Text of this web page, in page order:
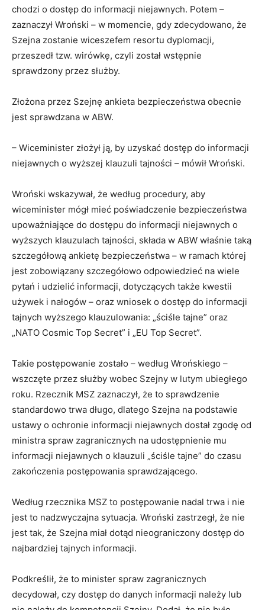
chodzi o dostęp do informacji niejawnych. Potem –
zaznaczył Wroński – w momencie, gdy zdecydowano, że
Szejna zostanie wiceszefem resortu dyplomacji,
przeszedł tzw. wirówkę, czyli został wstępnie
sprawdzony przez służby.
Złożona przez Szejnę ankieta bezpieczeństwa obecnie
jest sprawdzana w ABW.
– Wiceminister złożył ją, by uzyskać dostęp do informacji
niejawnych o wyższej klauzuli tajności – mówił Wroński.
Wroński wskazywał, że według procedury, aby
wiceminister mógł mieć poświadczenie bezpieczeństwa
upoważniające do dostępu do informacji niejawnych o
wyższych klauzulach tajności, składa w ABW właśnie taką
szczegółową ankietę bezpieczeństwa – w ramach której
jest zobowiązany szczegółowo odpowiedzieć na wiele
pytań i udzielić informacji, dotyczących także kwestii
używek i nałogów – oraz wniosek o dostęp do informacji
tajnych wyższego klauzulowania: „ściśle tajne” oraz
„NATO Cosmic Top Secret” i „EU Top Secret”.
Takie postępowanie zostało – według Wrońskiego –
wszczęte przez służby wobec Szejny w lutym ubiegłego
roku. Rzecznik MSZ zaznaczył, że to sprawdzenie
standardowo trwa długo, dlatego Szejna na podstawie
ustawy o ochronie informacji niejawnych dostał zgodę od
ministra spraw zagranicznych na udostępnienie mu
informacji niejawnych o klauzuli „ściśle tajne” do czasu
zakończenia postępowania sprawdzającego.
Według rzecznika MSZ to postępowanie nadal trwa i nie
jest to nadzwyczajna sytuacja. Wroński zastrzegł, że nie
jest tak, że Szejna miał dotąd nieograniczony dostęp do
najbardziej tajnych informacji.
Podkreślił, że to minister spraw zagranicznych
decydował, czy dostęp do danych informacji należy lub